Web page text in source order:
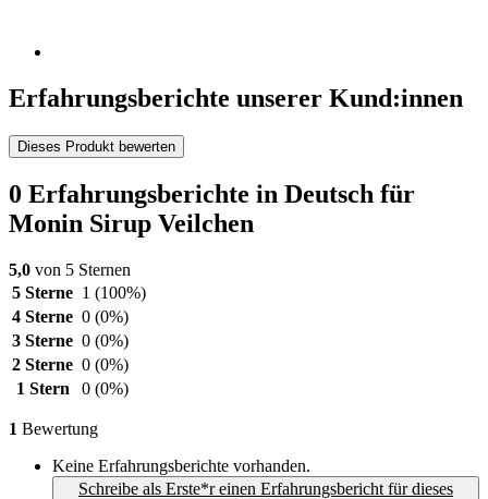
Erfahrungsberichte unserer Kund:innen
Dieses Produkt bewerten
0 Erfahrungsberichte in Deutsch für
Monin Sirup Veilchen
5,0 von 5 Sternen
5 Sterne 1 (100%)
4 Sterne 0 (0%)
3 Sterne 0 (0%)
2 Sterne 0 (0%)
1 Stern
0 (0%)
1 Bewertung
Keine Erfahrungsberichte vorhanden.
Schreibe als Erste*r einen Erfahrungsbericht für dieses